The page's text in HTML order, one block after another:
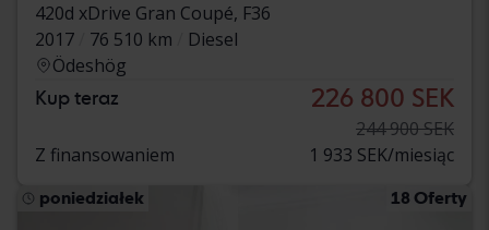
420d xDrive Gran Coupé, F36
2017
76 510 km
Diesel
Ödeshög
Kup teraz 226 800 SEK
244 900 SEK
Z finansowaniem
1 933 SEK/miesiąc
poniedziałek 18 Oferty